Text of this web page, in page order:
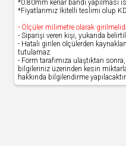
*0.80mm kenar bandı yapılması
*Fiyatlarımız İkitelli teslimi olup
- Ölçüler milimetre olarak
- Siparişi veren kişi, yukarıda
- Hatalı girilen ölçülerden
tutulamaz.
- Form tarafımıza ulaştıktan
bilgileriniz üzerinden kesin
hakkında bilgilendirme yapılacaktır.